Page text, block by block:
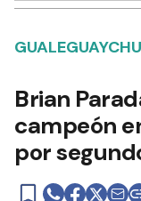
Brian
campeón
por